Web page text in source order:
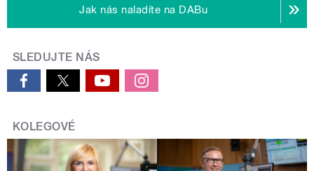
Jak nás naladíte na DABu
SLEDUJTE NÁS
KOLEGOVÉ